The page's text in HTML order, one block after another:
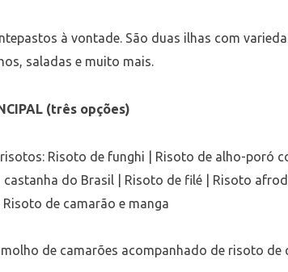
à vontade. São duas ilhas com
saladas e muito mais.
(três opções)
Risoto de funghi | Risoto de alho-poró
castanha do Brasil | Risoto de filé | Risoto
de camarão e manga
molho de camarões acompanhado de risoto de